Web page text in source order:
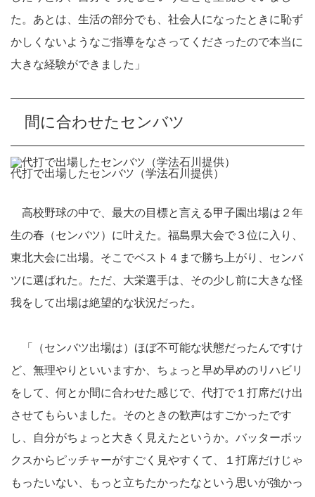
た。あとは、生活の部分でも、社会人になったときに恥ず
かしくないようなご指導をなさってくださったので本当に
大きな経験ができました」
間に合わせたセンバツ
代打で出場したセンバツ（学法石川提供）
高校野球の中で、最大の目標と言える甲子園出場は２年
生の春（センバツ）に叶えた。福島県大会で３位に入り、
東北大会に出場。そこでベスト４まで勝ち上がり、センバ
ツに選ばれた。ただ、大栄選手は、その少し前に大きな怪
我をして出場は絶望的な状況だった。
「（センバツ出場は）ほぼ不可能な状態だったんですけ
ど、無理やりといいますか、ちょっと早め早めのリハビリ
をして、何とか間に合わせた感じで、代打で１打席だけ出
させてもらいました。そのときの歓声はすごかったです
し、自分がちょっと大きく見えたというか。バッターボッ
クスからピッチャーがすごく見やすくて、１打席だけじゃ
もったいない、もっと立ちたかったなという思いが強かっ